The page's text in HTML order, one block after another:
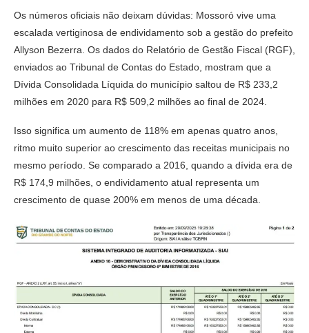
Os números oficiais não deixam dúvidas: Mossoró vive uma
escalada vertiginosa de endividamento sob a gestão do prefeito
Allyson Bezerra. Os dados do Relatório de Gestão Fiscal (RGF),
enviados ao Tribunal de Contas do Estado, mostram que a
Dívida Consolidada Líquida do município saltou de R$ 233,2
milhões em 2020 para R$ 509,2 milhões ao final de 2024.
Isso significa um aumento de 118% em apenas quatro anos,
ritmo muito superior ao crescimento das receitas municipais no
mesmo período. Se comparado a 2016, quando a dívida era de
R$ 174,9 milhões, o endividamento atual representa um
crescimento de quase 200% em menos de uma década.